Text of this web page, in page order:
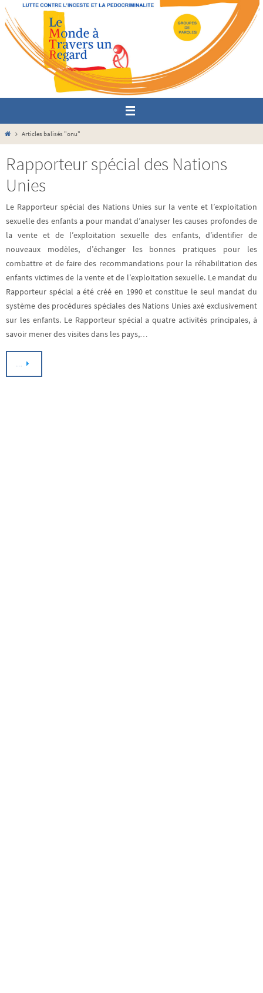
Passer
vers
contenu
HomeArticles balisés "onu"
Rapporteur spécial des Nations
Unies
Le Rapporteur spécial des Nations Unies sur la vente et l’exploitation
sexuelle des enfants a pour mandat d’analyser les causes profondes de
la vente et de l’exploitation sexuelle des enfants, d’identifier de
nouveaux modèles, d’échanger les bonnes pratiques pour les
combattre et de faire des recommandations pour la réhabilitation des
enfants victimes de la vente et de l’exploitation sexuelle. Le mandat du
Rapporteur spécial a été créé en 1990 et constitue le seul mandat du
système des procédures spéciales des Nations Unies axé exclusivement
sur les enfants. Le Rapporteur spécial a quatre activités principales, à
savoir mener des visites dans les pays,…
…